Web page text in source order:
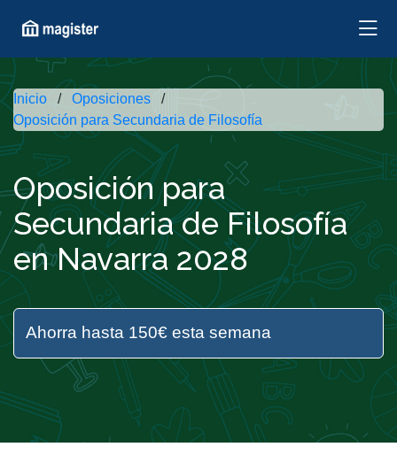
Inicio
Oposiciones
Oposición para Secundaria de Filosofía
Oposición para
Secundaria de Filosofía
en Navarra 2028
Ahorra hasta 150€ esta semana